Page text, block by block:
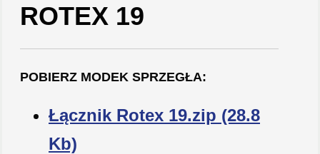
ROTEX 19
POBIERZ MODEK SPRZEGŁA:
Łącznik Rotex 19.zip (28.8
Kb)